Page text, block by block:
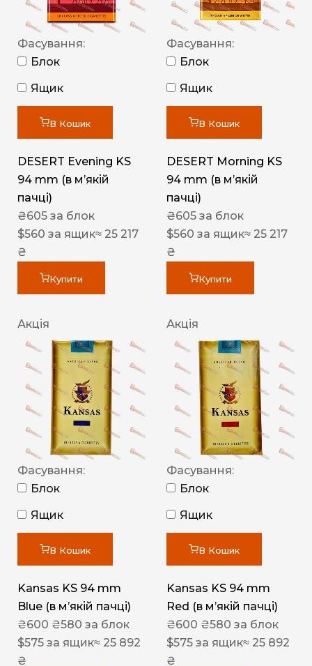
Фасування:
Блок
Ящик
В Кошик
DESERT Evening KS
94 mm (в мʼякій
пачці)
₴605 за блок
$560 за ящик≈ 25 217
₴
Купити
Фасування:
Блок
Ящик
В Кошик
DESERT Morning KS
94 mm (в мʼякій
пачці)
₴605 за блок
$560 за ящик≈ 25 217
₴
Купити
Акція
Фасування:
Блок
Ящик
В Кошик
Kansas KS 94 mm
Blue (в мʼякій пачці)
₴600 ₴580 за блок
$575 за ящик≈ 25 892
₴
Акція
Фасування:
Блок
Ящик
В Кошик
Kansas KS 94 mm
Red (в мʼякій пачці)
₴600 ₴580 за блок
$575 за ящик≈ 25 892
₴